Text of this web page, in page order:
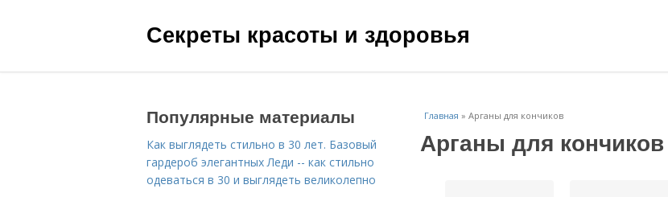
Секреты красоты и здоровья
Главная » Арганы для кончиков
Арганы для кончиков
Популярные материалы
Как выглядеть стильно в 30 лет. Базовый
гардероб элегантных Леди -- как стильно
одеваться в 30 и выглядеть великолепно